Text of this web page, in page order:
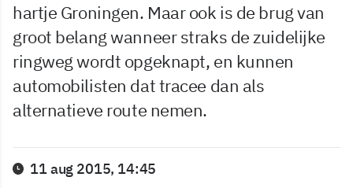
hartje Groningen. Maar ook is de brug van
groot belang wanneer straks de zuidelijke
ringweg wordt opgeknapt, en kunnen
automobilisten dat tracee dan als
alternatieve route nemen.
11 aug 2015, 14:45